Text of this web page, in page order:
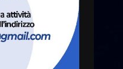
Minareto e la
de “L’Albergo
rapimento”
06:15